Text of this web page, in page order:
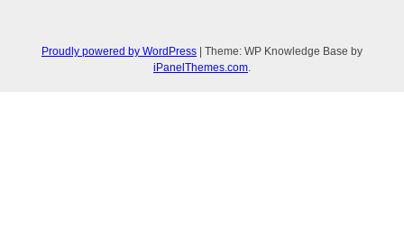
Proudly powered by WordPress | Theme: WP Knowledge Base by
iPanelThemes.com